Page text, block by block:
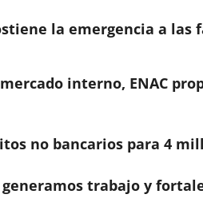
la emergencia a las
interno, ENAC
no bancarios para 4
trabajo y